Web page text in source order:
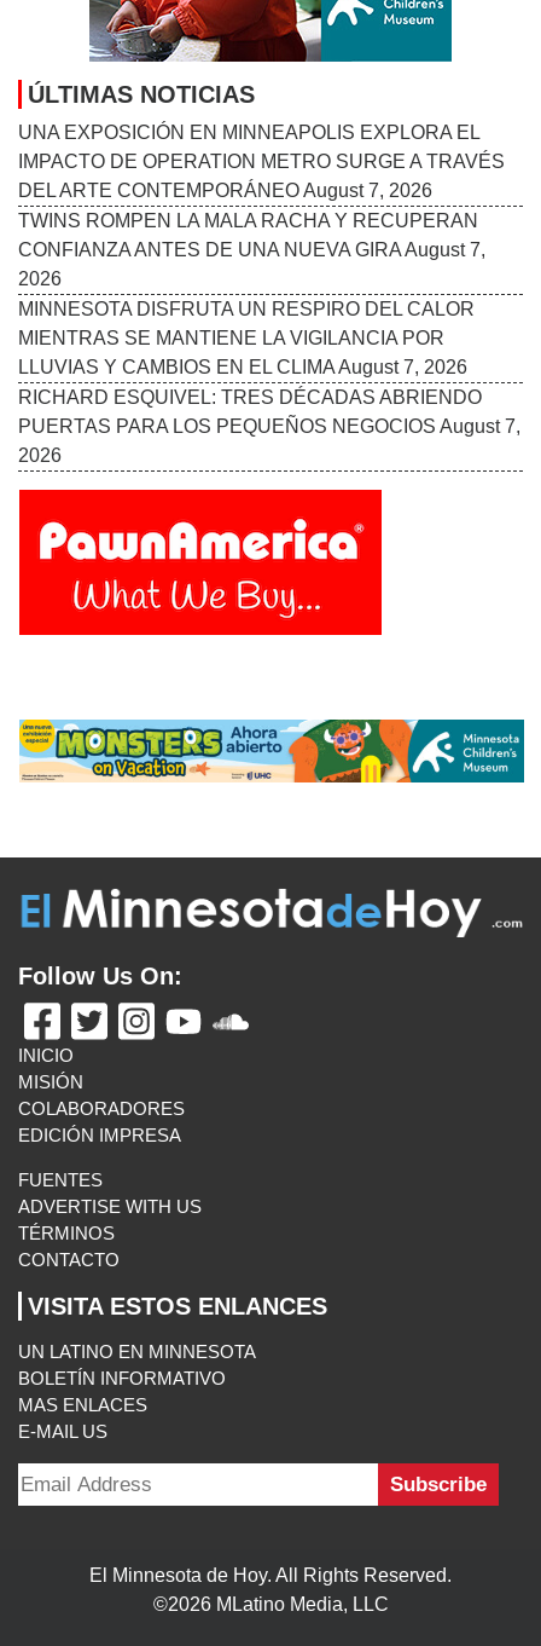
ÚLTIMAS NOTICIAS
UNA EXPOSICIÓN EN MINNEAPOLIS EXPLORA EL
IMPACTO DE OPERATION METRO SURGE A TRAVÉS
DEL ARTE CONTEMPORÁNEOAugust 7, 2026
TWINS ROMPEN LA MALA RACHA Y RECUPERAN
CONFIANZA ANTES DE UNA NUEVA GIRAAugust 7,
2026
MINNESOTA DISFRUTA UN RESPIRO DEL CALOR
MIENTRAS SE MANTIENE LA VIGILANCIA POR
LLUVIAS Y CAMBIOS EN EL CLIMAAugust 7, 2026
RICHARD ESQUIVEL: TRES DÉCADAS ABRIENDO
PUERTAS PARA LOS PEQUEÑOS NEGOCIOS August 7,
2026
Follow Us On:
INICIO
MISIÓN
COLABORADORES
EDICIÓN IMPRESA
FUENTES
ADVERTISE WITH US
TÉRMINOS
CONTACTO
VISITA ESTOS ENLANCES
UN LATINO EN MINNESOTA
BOLETÍN INFORMATIVO
MAS ENLACES
E-MAIL US
El Minnesota de Hoy. All Rights Reserved.
©2026 MLatino Media, LLC